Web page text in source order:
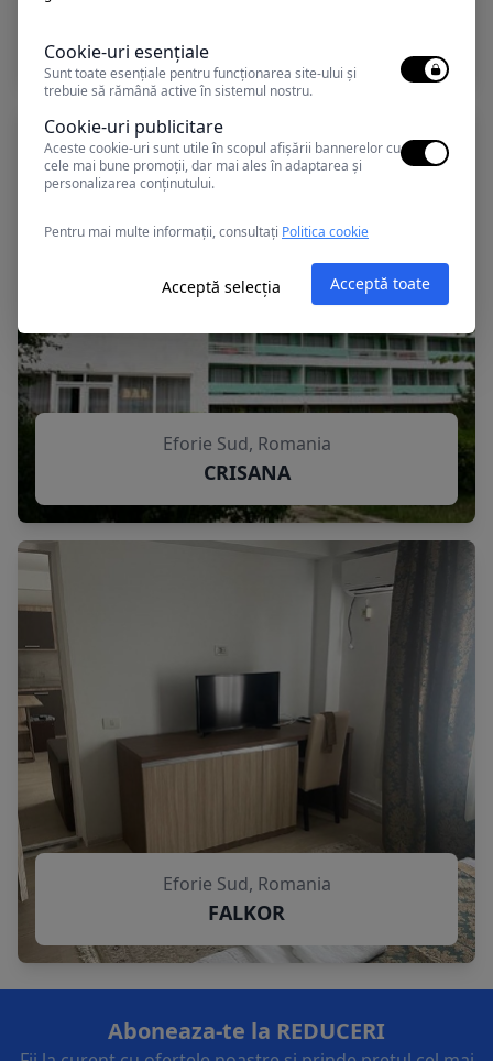
Eforie Sud, Romania
CRISANA
Eforie Sud, Romania
FALKOR
Aboneaza-te la REDUCERI
Cookie-uri esențiale
Sunt toate esențiale pentru funcționarea site-ului și
trebuie să rămână active în sistemul nostru.
Cookie-uri publicitare
Aceste cookie-uri sunt utile în scopul afișării bannerelor cu
cele mai bune promoții, dar mai ales în adaptarea și
personalizarea conținutului.
Pentru mai multe informații, consultați Politica cookie
Acceptă selecția Acceptă toate